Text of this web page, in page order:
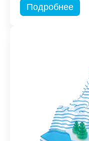
Подробнее